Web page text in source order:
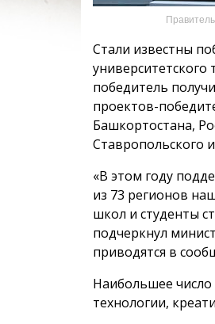
Стали известны
университетского
победитель
проектов-
Башкортостана,
Ставропольского
«В этом году
из 73 регионов
школ и студенты
подчеркнул
приводятся в
Наибольшее
технологии,